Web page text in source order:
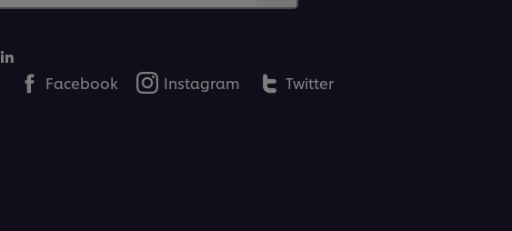
Facebook Instagram Twitter